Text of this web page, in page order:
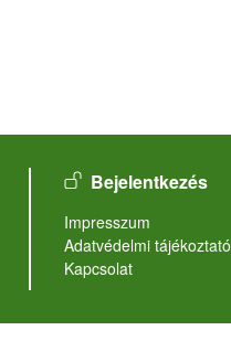
User account menu
Bejelentkezés
Lábléc
Impresszum
Adatvédelmi tájékoztató
Kapcsolat